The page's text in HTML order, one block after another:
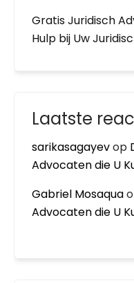
Gratis Juridisch
Hulp bij Uw
Laatste
sarikasagayevop
Advocaten die U
Gabriel Mosaqua
Advocaten die U